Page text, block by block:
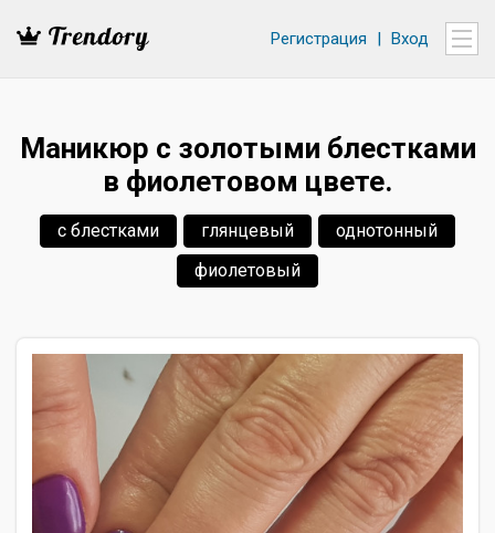
Регистрация | Вход
Маникюр с золотыми блестками
в фиолетовом цвете.
с блестками глянцевый
однотонный
фиолетовый